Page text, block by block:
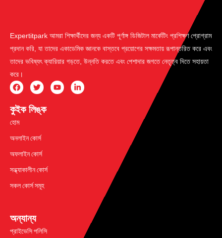
Expertitpark আমরা শিক্ষার্থীদের জন্য একটি পূর্ণাঙ্গ ডিজিটাল মার্কেটিং প্রশিক্ষণ প্রোগ্রাম
প্রদান করি, যা তাদের একাডেমিক জ্ঞানকে বাস্তবে প্রয়োগের সক্ষমতায় রূপান্তরিত করে এবং
তাদের ভবিষ্যৎ ক্যারিয়ার গড়তে, উন্নতি করতে এবং পেশাদার জগতে নেতৃত্ব দিতে সহায়তা
করে।
কুইক লিঙ্ক
হোম
অনলাইন কোর্স
অফলাইন কোর্স
সন্ধ্যাকালীন কোর্স
সকল কোর্স সমূহ
অন্যান্য
প্রাইভেসি পলিসি